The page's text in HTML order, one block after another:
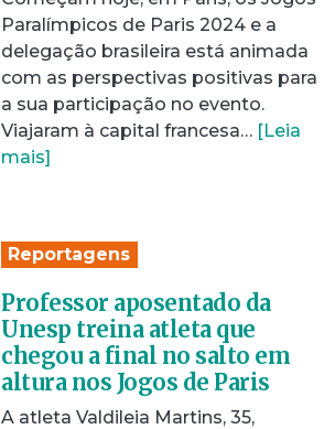
Paralímpicos de Paris 2024 e a
delegação brasileira está animada
com as perspectivas positivas para
a sua participação no evento.
Viajaram à capital francesa… [Leia
mais]
Reportagens
Professor aposentado da
Unesp treina atleta que
chegou a final no salto em
altura nos Jogos de Paris
A atleta Valdileia Martins, 35,